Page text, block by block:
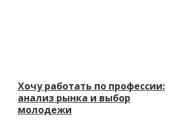
Хочу работать по профессии:
анализ рынка и выбор
молодежи